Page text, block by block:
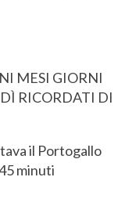
MESI GIORNI
RICORDATI DI
il Portogallo
minuti